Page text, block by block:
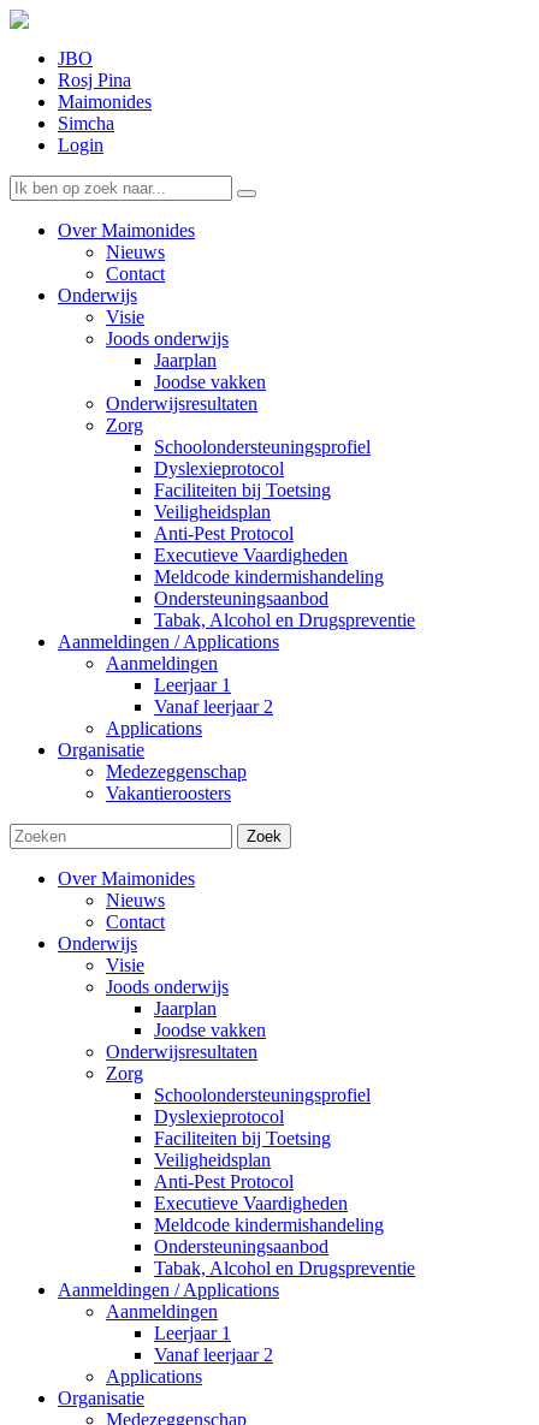
JBO
Rosj Pina
Maimonides
Simcha
Login
Over Maimonides
Nieuws
Contact
Onderwijs
Visie
Joods onderwijs
Jaarplan
Joodse vakken
Onderwijsresultaten
Zorg
Schoolondersteuningsprofiel
Dyslexieprotocol
Faciliteiten bij Toetsing
Veiligheidsplan
Anti-Pest Protocol
Executieve Vaardigheden
Meldcode kindermishandeling
Ondersteuningsaanbod
Tabak, Alcohol en Drugspreventie
Aanmeldingen / Applications
Aanmeldingen
Leerjaar 1
Vanaf leerjaar 2
Applications
Organisatie
Medezeggenschap
Vakantieroosters
Zoek
Over Maimonides
Nieuws
Contact
Onderwijs
Visie
Joods onderwijs
Jaarplan
Joodse vakken
Onderwijsresultaten
Zorg
Schoolondersteuningsprofiel
Dyslexieprotocol
Faciliteiten bij Toetsing
Veiligheidsplan
Anti-Pest Protocol
Executieve Vaardigheden
Meldcode kindermishandeling
Ondersteuningsaanbod
Tabak, Alcohol en Drugspreventie
Aanmeldingen / Applications
Aanmeldingen
Leerjaar 1
Vanaf leerjaar 2
Applications
Organisatie
Medezeggenschap